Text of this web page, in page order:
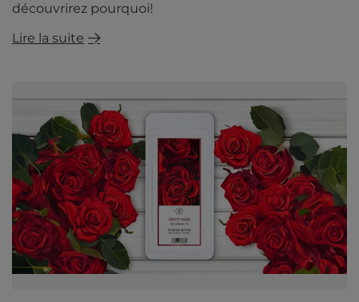
découvrirez pourquoi!
Lire la suite